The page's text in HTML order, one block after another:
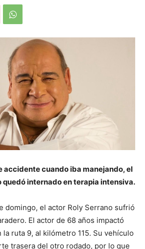
accidente cuando iba manejando, el
quedó internado en terapia intensiva.
domingo, el actor Roly Serrano sufrió
El actor de 68 años impactó
ruta 9, al kilómetro 115. Su vehículo
trasera del otro rodado, por lo que